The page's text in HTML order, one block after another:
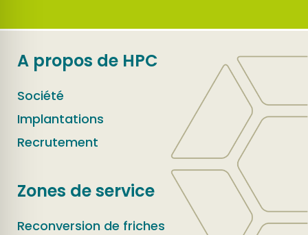
A propos de HPC
Société
Implantations
Recrutement
Zones de service
Reconversion de friches